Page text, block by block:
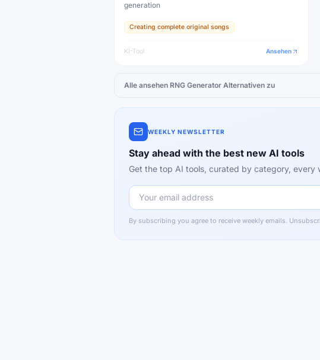
generation
Creating complete original songs
KI-Tool Ansehen
Alle ansehen RNG Generator Alternativen zu
WEEKLY NEWSLETTER
Stay ahead with the best new AI tools
Get the top AI tools, curated by category,
By subscribing you agree to receive weekly emails.